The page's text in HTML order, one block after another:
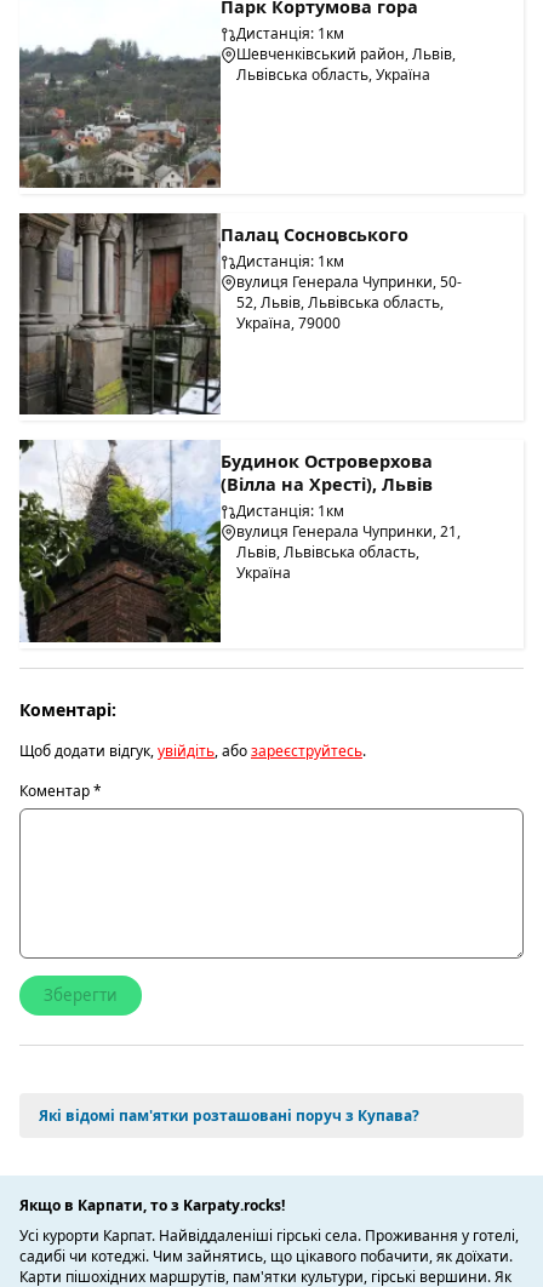
Парк Кортумова гора
Дистанція: 1км
Шевченківський район, Львів,
Львівська область, Україна
Палац Сосновського
Дистанція: 1км
вулиця Генерала Чупринки, 50-
52, Львів, Львівська область,
Україна, 79000
Будинок Островерхова
(Вілла на Хресті), Львів
Дистанція: 1км
вулиця Генерала Чупринки, 21,
Львів, Львівська область,
Україна
Коментарі:
Щоб додати відгук,увійдіть, абозареєструйтесь.
Коментар*
Які відомі пам'ятки розташовані поруч з Купава?
Якщо в Карпати, то з Karpaty.rocks!
Усі курорти Карпат. Найвіддаленіші гірські села. Проживання у готелі,
садибі чи котеджі. Чим зайнятись, що цікавого побачити, як доїхати.
Карти пішохідних маршрутів, пам'ятки культури, гірські вершини. Як